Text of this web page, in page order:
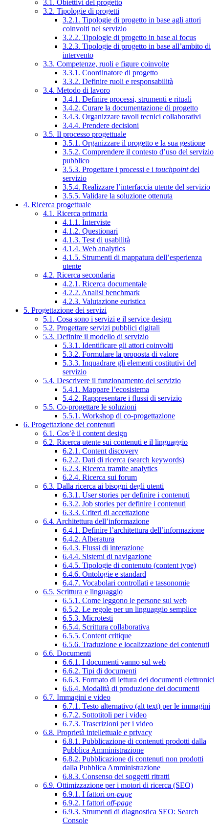
3.1. Obiettivi del progetto
3.2. Tipologie di progetti
3.2.1. Tipologie di progetto in base agli attori
coinvolti nel servizio
3.2.2. Tipologie di progetto in base al focus
3.2.3. Tipologie di progetto in base all’ambito di
intervento
3.3. Competenze, ruoli e figure coinvolte
3.3.1. Coordinatore di progetto
3.3.2. Definire ruoli e responsabilità
3.4. Metodo di lavoro
3.4.1. Definire processi, strumenti e rituali
3.4.2. Curare la documentazione di progetto
3.4.3. Organizzare tavoli tecnici collaborativi
3.4.4. Prendere decisioni
3.5. Il processo progettuale
3.5.1. Organizzare il progetto e la sua gestione
3.5.2. Comprendere il contesto d’uso del servizio
pubblico
3.5.3. Progettare i processi e i touchpointdel
servizio
3.5.4. Realizzare l’interfaccia utente del servizio
3.5.5. Validare la soluzione ottenuta
4. Ricerca progettuale
4.1. Ricerca primaria
4.1.1. Interviste
4.1.2. Questionari
4.1.3. Test di usabilità
4.1.4. Web analytics
4.1.5. Strumenti di mappatura dell’esperienza
utente
4.2. Ricerca secondaria
4.2.1. Ricerca documentale
4.2.2. Analisi benchmark
4.2.3. Valutazione euristica
5. Progettazione dei servizi
5.1. Cosa sono i servizi e il service design
5.2. Progettare servizi pubblici digitali
5.3. Definire il modello di servizio
5.3.1. Identificare gli attori coinvolti
5.3.2. Formulare la proposta di valore
5.3.3. Inquadrare gli elementi costitutivi del
servizio
5.4. Descrivere il funzionamento del servizio
5.4.1. Mappare l’ecosistema
5.4.2. Rappresentare i flussi di servizio
5.5. Co-progettare le soluzioni
5.5.1. Workshop di co-progettazione
6. Progettazione dei contenuti
6.1. Cos’è il content design
6.2. Ricerca utente sui contenuti e il linguaggio
6.2.1. Content discovery
6.2.2. Dati di ricerca (search keywords)
6.2.3. Ricerca tramite analytics
6.2.4. Ricerca sui forum
6.3. Dalla ricerca ai bisogni degli utenti
6.3.1. User stories per definire i contenuti
6.3.2. Job stories per definire i contenuti
6.3.3. Criteri di accettazione
6.4. Architettura dell’informazione
6.4.1. Definire l’architettura dell’informazione
6.4.2. Alberatura
6.4.3. Flussi di interazione
6.4.4. Sistemi di navigazione
6.4.5. Tipologie di contenuto (content type)
6.4.6. Ontologie e standard
6.4.7. Vocabolari controllati e tassonomie
6.5. Scrittura e linguaggio
6.5.1. Come leggono le persone sul web
6.5.2. Le regole per un linguaggio semplice
6.5.3. Microtesti
6.5.4. Scrittura collaborativa
6.5.5. Content critique
6.5.6. Traduzione e localizzazione dei contenuti
6.6. Documenti
6.6.1. I documenti vanno sul web
6.6.2. Tipi di documenti
6.6.3. Formato di lettura dei documenti elettronici
6.6.4. Modalità di produzione dei documenti
6.7. Immagini e video
6.7.1. Testo alternativo (alt text) per le immagini
6.7.2. Sottotitoli per i video
6.7.3. Trascrizioni per i video
6.8. Proprietà intellettuale e privacy
6.8.1. Pubblicazione di contenuti prodotti dalla
Pubblica Amministrazione
6.8.2. Pubblicazione di contenuti non prodotti
dalla Pubblica Amministrazione
6.8.3. Consenso dei soggetti ritratti
6.9. Ottimizzazione per i motori di ricerca (SEO)
6.9.1. I fattori on-page
6.9.2. I fattori off-page
6.9.3. Strumenti di diagnostica SEO: Search
Console